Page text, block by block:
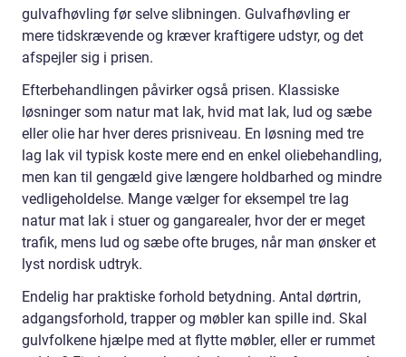
gulvafhøvling før selve slibningen. Gulvafhøvling er
mere tidskrævende og kræver kraftigere udstyr, og det
afspejler sig i prisen.
Efterbehandlingen påvirker også prisen. Klassiske
løsninger som natur mat lak, hvid mat lak, lud og sæbe
eller olie har hver deres prisniveau. En løsning med tre
lag lak vil typisk koste mere end en enkel oliebehandling,
men kan til gengæld give længere holdbarhed og mindre
vedligeholdelse. Mange vælger for eksempel tre lag
natur mat lak i stuer og gangarealer, hvor der er meget
trafik, mens lud og sæbe ofte bruges, når man ønsker et
lyst nordisk udtryk.
Endelig har praktiske forhold betydning. Antal dørtrin,
adgangsforhold, trapper og møbler kan spille ind. Skal
gulvfolkene hjælpe med at flytte møbler, eller er rummet